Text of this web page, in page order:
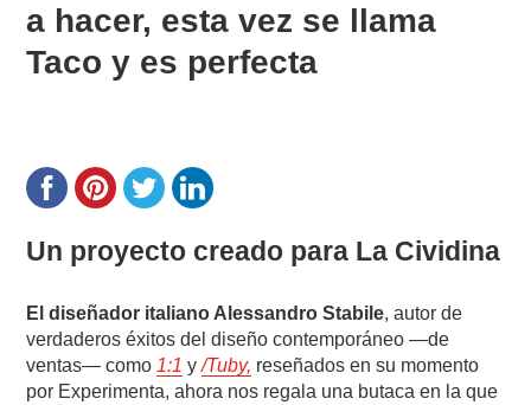
a hacer, esta vez se llama
Taco y es perfecta
Un proyecto creado para La Cividina
El diseñador italiano Alessandro Stabile, autor de
verdaderos éxitos del diseño contemporáneo —de
ventas— como 1:1 y/Tuby, reseñados en su momento
por Experimenta, ahora nos regala una butaca en la que